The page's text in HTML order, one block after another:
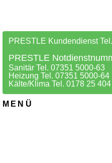
PRESTLE Kundendienst
PRESTLE
Sanitär Tel. 07351 5000-63
Heizung Tel. 07351 5000-64
Kälte/Klima Tel. 0178 25
MENÜ